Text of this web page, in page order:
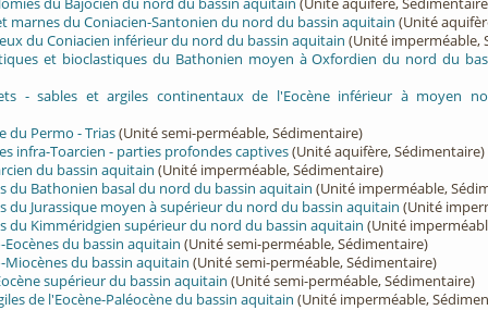
du Bajocien du nord du bassin aquitain (Unité aquifère,
marnes du Coniacien-Santonien du nord du bassin aquitain (Unité
du Coniacien inférieur du nord du bassin aquitain (Unité imperméable,
et bioclastiques du Bathonien moyen à Oxfordien du nord du
- sables et argiles continentaux de l'Eocène inférieur à moyen
du Permo - Trias(Unité semi-perméable, Sédimentaire)
infra-Toarcien - parties profondes captives(Unité aquifère, Sédimentaire)
du bassin aquitain (Unité imperméable, Sédimentaire)
du Bathonien basal du nord du bassin aquitain (Unité imperméable,
du Jurassique moyen à supérieur du nord du bassin aquitain (Unité
du Kimméridgien supérieur du nord du bassin aquitain (Unité
Eocènes du bassin aquitain (Unité semi-perméable, Sédimentaire)
Miocènes du bassin aquitain (Unité semi-perméable, Sédimentaire)
supérieur du bassin aquitain (Unité semi-perméable, Sédimentaire)
de l'Eocène-Paléocène du bassin aquitain (Unité imperméable,